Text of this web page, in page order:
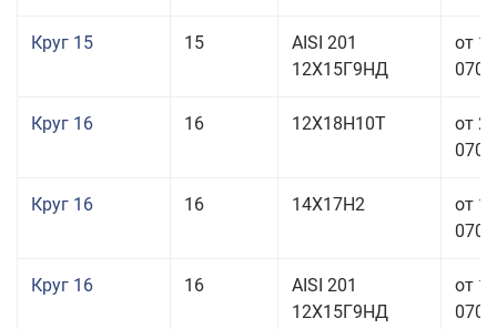
Круг 15 15
AISI 201
12Х15Г9НД
от
Круг 16 16 12Х18Н10Т
от
Круг 16 16 14Х17Н2
от
Круг 16 16
AISI 201
12Х15Г9НД
от